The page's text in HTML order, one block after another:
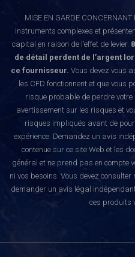
MISE EN GARDE
instruments complexes et
capital en raison de l’effet de levier.
de détail perdent de l’argent
ce fournisseur. Vous devez vous
les CFD fonctionnent et que vous
risque probable de perdre
avertissement sur les risques et
risques impliqués avant de
expérience. Demandez un avis
contenue sur ce site Web et les
général et ne prend pas en compte
ni vos besoins. Vous devez consulter
demander un avis légal
ces produits